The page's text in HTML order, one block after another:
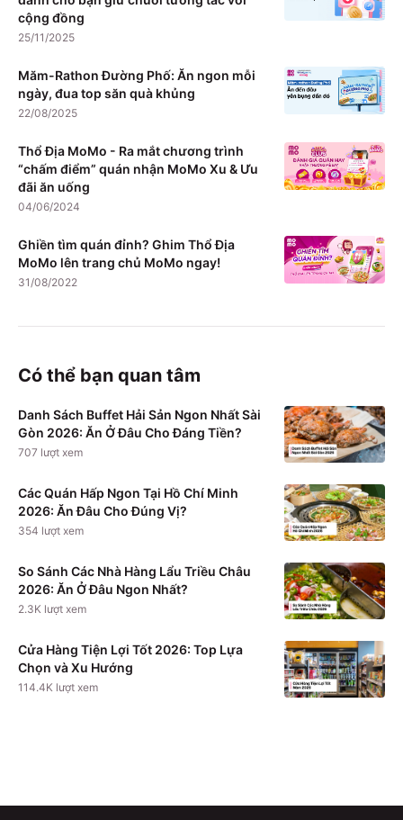
cộng đồng
25/11/2025
Măm-Rathon Đường Phố: Ăn ngon mỗi
ngày, đua top săn quà khủng
22/08/2025
Thổ Địa MoMo - Ra mắt chương trình
“chấm điểm” quán nhận MoMo Xu & Ưu
đãi ăn uống
04/06/2024
Ghiền tìm quán đỉnh? Ghim Thổ Địa
MoMo lên trang chủ MoMo ngay!
31/08/2022
Có thể bạn quan tâm
Danh Sách Buffet Hải Sản Ngon Nhất Sài
Gòn 2026: Ăn Ở Đâu Cho Đáng Tiền?
707 lượt xem
Các Quán Hấp Ngon Tại Hồ Chí Minh
2026: Ăn Đâu Cho Đúng Vị?
354 lượt xem
So Sánh Các Nhà Hàng Lẩu Triều Châu
2026: Ăn Ở Đâu Ngon Nhất?
2.3K lượt xem
Cửa Hàng Tiện Lợi Tốt 2026: Top Lựa
Chọn và Xu Hướng
114.4K lượt xem